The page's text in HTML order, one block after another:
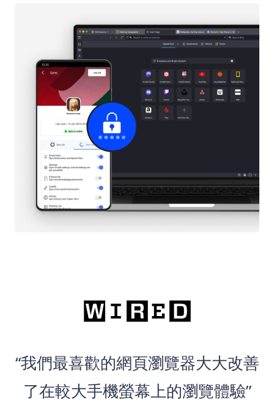
“我們最喜歡的網頁瀏覽器大大改善
了在較大手機螢幕上的瀏覽體驗”